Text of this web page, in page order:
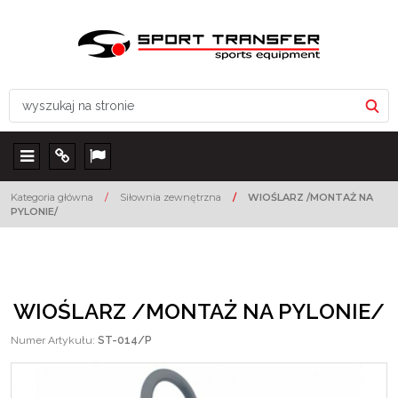
Menu Info Lang
Kategoria główna / Siłownia zewnętrzna /
WIOŚLARZ /MONTAŻ NA
PYLONIE/
WIOŚLARZ /MONTAŻ NA PYLONIE/
Numer Artykułu: ST-014/P